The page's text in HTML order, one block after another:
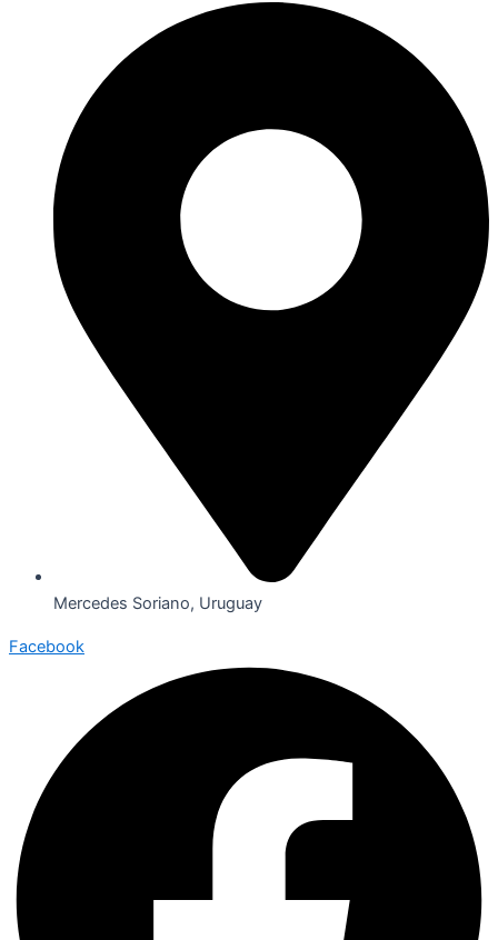
Mercedes Soriano, Uruguay
Facebook